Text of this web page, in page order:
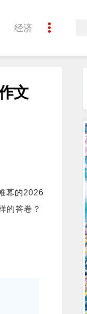
经济
文
幕的2026
的答卷？